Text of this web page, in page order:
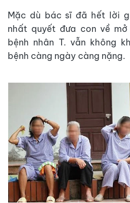
Mặc dù bác sĩ đã hết lời
nhất quyết đưa con về
bệnh nhân T. vẫn không
bệnh càng ngày càng nặng.